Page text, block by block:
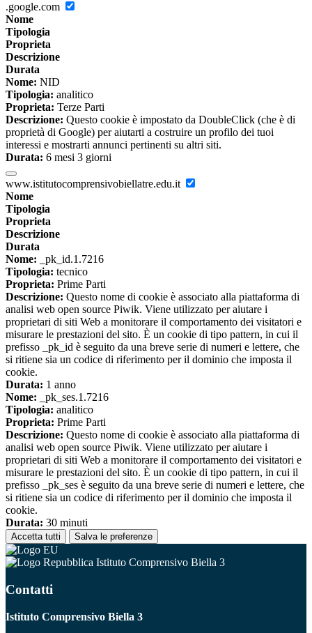
.google.com
Nome
Tipologia
Proprieta
Descrizione
Durata
Nome: NID
Tipologia: analitico
Proprieta: Terze Parti
Descrizione: Questo cookie è impostato da DoubleClick (che è di
proprietà di Google) per aiutarti a costruire un profilo dei tuoi
interessi e mostrarti annunci pertinenti su altri siti.
Durata: 6 mesi 3 giorni
www.istitutocomprensivobiellatre.edu.it
Nome
Tipologia
Proprieta
Descrizione
Durata
Nome: _pk_id.1.7216
Tipologia: tecnico
Proprieta: Prime Parti
Descrizione: Questo nome di cookie è associato alla piattaforma di
analisi web open source Piwik. Viene utilizzato per aiutare i
proprietari di siti Web a monitorare il comportamento dei visitatori e
misurare le prestazioni del sito. È un cookie di tipo pattern, in cui il
prefisso _pk_id è seguito da una breve serie di numeri e lettere, che
si ritiene sia un codice di riferimento per il dominio che imposta il
cookie.
Durata: 1 anno
Nome: _pk_ses.1.7216
Tipologia: analitico
Proprieta: Prime Parti
Descrizione: Questo nome di cookie è associato alla piattaforma di
analisi web open source Piwik. Viene utilizzato per aiutare i
proprietari di siti Web a monitorare il comportamento dei visitatori e
misurare le prestazioni del sito. È un cookie di tipo pattern, in cui il
prefisso _pk_ses è seguito da una breve serie di numeri e lettere, che
si ritiene sia un codice di riferimento per il dominio che imposta il
cookie.
Durata: 30 minuti
Accetta tutti Salva le preferenze
Istituto Comprensivo Biella 3
Contatti
Istituto Comprensivo Biella 3